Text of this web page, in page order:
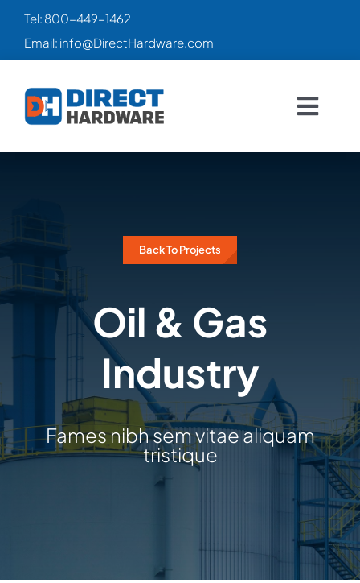
SkipTel: 800-449-1462
Email: info@DirectHardware.com
HOME
PRODUCTS
ABOUT
CONTACT
Back To Projects
Oil & Gas
Industry
Fames nibh sem vitae aliquam
tristique